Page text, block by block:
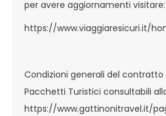
per avere aggiornamenti visitare:
https://www.viaggiaresicuri.it/
Condizioni generali del contratto
Pacchetti Turistici consultabili
https://www.gattinonitravel.it/